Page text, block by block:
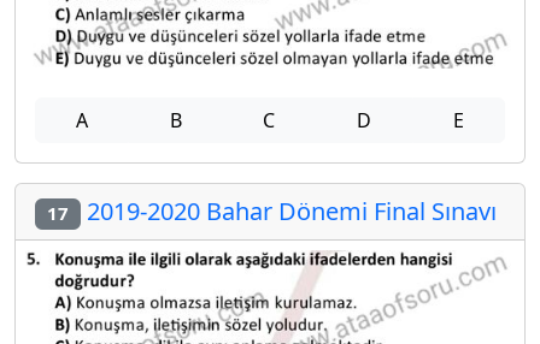
A B C D E
17 2019-2020 Bahar Dönemi Final Sınavı